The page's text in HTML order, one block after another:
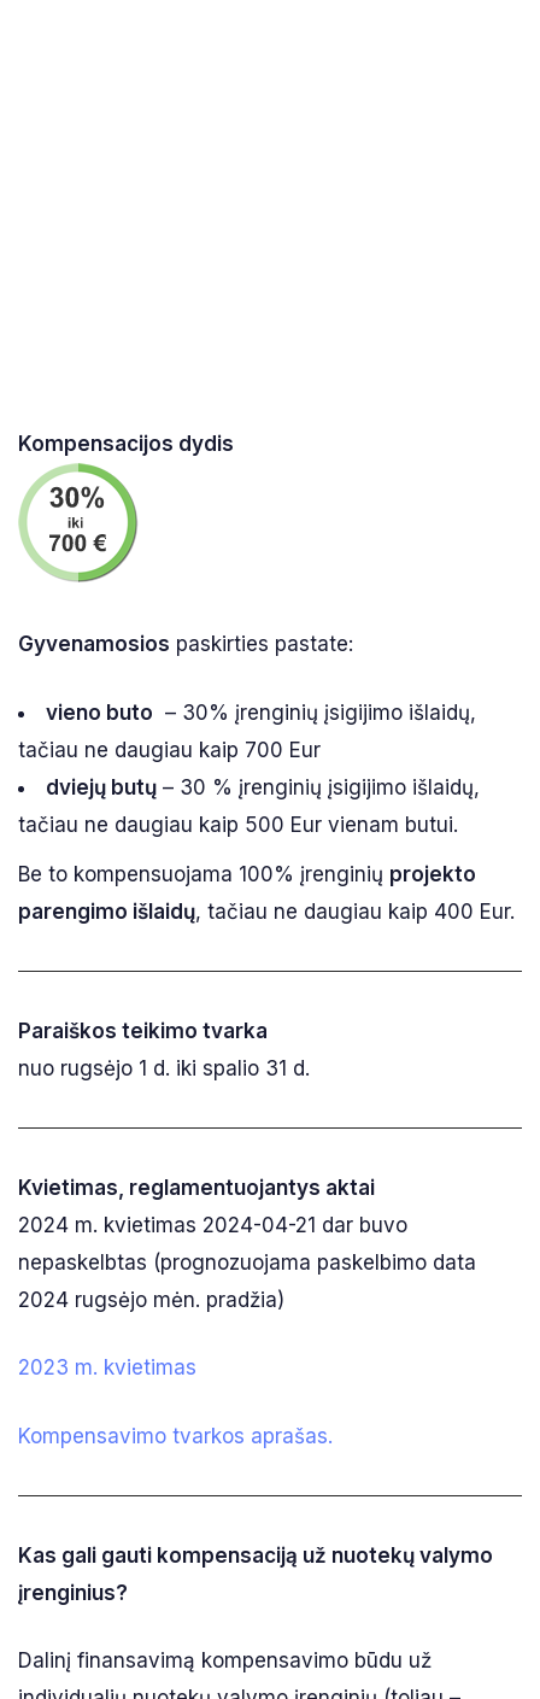
Kompensacijos dydis
Gyvenamosios paskirties pastate:
vieno buto – 30% įrenginių įsigijimo išlaidų,
tačiau ne daugiau kaip 700 Eur
dviejų butų – 30 % įrenginių įsigijimo išlaidų,
tačiau ne daugiau kaip 500 Eur vienam butui.
Be to kompensuojama 100% įrenginių projekto
parengimo išlaidų, tačiau ne daugiau kaip 400 Eur.
Paraiškos teikimo tvarka
nuo rugsėjo 1 d. iki spalio 31 d.
Kvietimas, reglamentuojantys aktai
2024 m. kvietimas 2024-04-21 dar buvo
nepaskelbtas (prognozuojama paskelbimo data
2024 rugsėjo mėn. pradžia)
2023 m. kvietimas
Kompensavimo tvarkos aprašas.
Kas gali gauti kompensaciją už nuotekų valymo
įrenginius?
Dalinį finansavimą kompensavimo būdu už